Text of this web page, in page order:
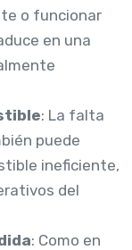
o funcionar
en una
: La falta
puede
ineficiente,
del
: Como en